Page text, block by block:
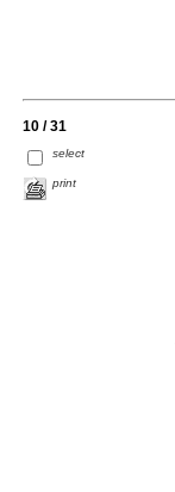
10 / 31
select
print